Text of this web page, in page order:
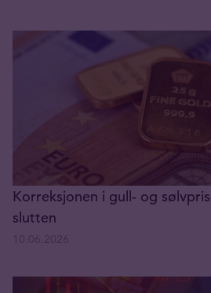
Korreksjonen i gull- og
slutten